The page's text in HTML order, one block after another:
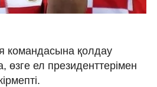
командасына қолдау
өзге ел президенттерімен